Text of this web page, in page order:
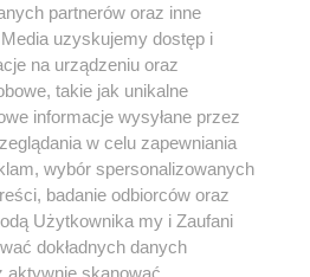
nie może być powielany i
w jakikolwiek sposób (w
na jakimkolwiek polu
włącznie z umieszczaniem w Internecie
praw. Jakiekolwiek użycie lub
lub w części z naruszeniem prawa, tzn.
pod groźbą kary i może być ścigane
partnerów oraz inne
uzyskujemy dostęp i
na urządzeniu oraz
takie jak unikalne
informacje wysyłane przez
w celu zapewniania
wybór spersonalizowanych
badanie odbiorców oraz
Użytkownika my i Zaufani
dokładnych danych
aktywnie skanować